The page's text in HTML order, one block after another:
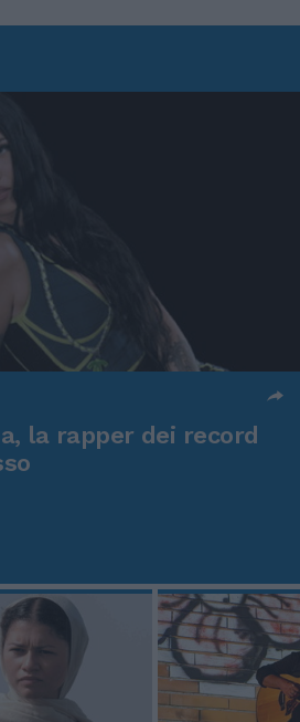
la rapper dei record